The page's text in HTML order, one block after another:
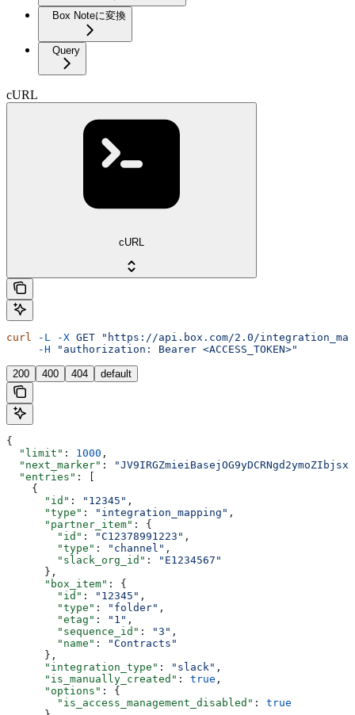
Box Noteに変換
Query
cURL
cURL
curl -L -X GET "https://api.box.com/2.0/
     -H
"authorization: Bearer <ACCESS_TOKEN>"
200 400 404 default
{
  "limit"
: 1000 ,
  "next_marker"
:
  "entries"
: [
    {
      "id"
: "12345" ,
      "type"
: "integration_mapping" ,
      "partner_item"
: {
        "id"
: "C12378991223" ,
        "type"
: "channel" ,
        "slack_org_id"
:
"E1234567"
      },
      "box_item"
: {
        "id"
: "12345" ,
        "type"
: "folder" ,
        "etag"
: "1" ,
        "sequence_id"
: "3" ,
        "name"
:
"Contracts"
      },
      "integration_type"
: "slack" ,
      "is_manually_created"
: true ,
      "options"
: {
        "is_access_management_disabled"
: true